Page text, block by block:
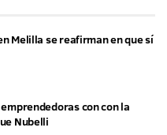
Melilla se reafirman en que sí
con con la
Nubelli